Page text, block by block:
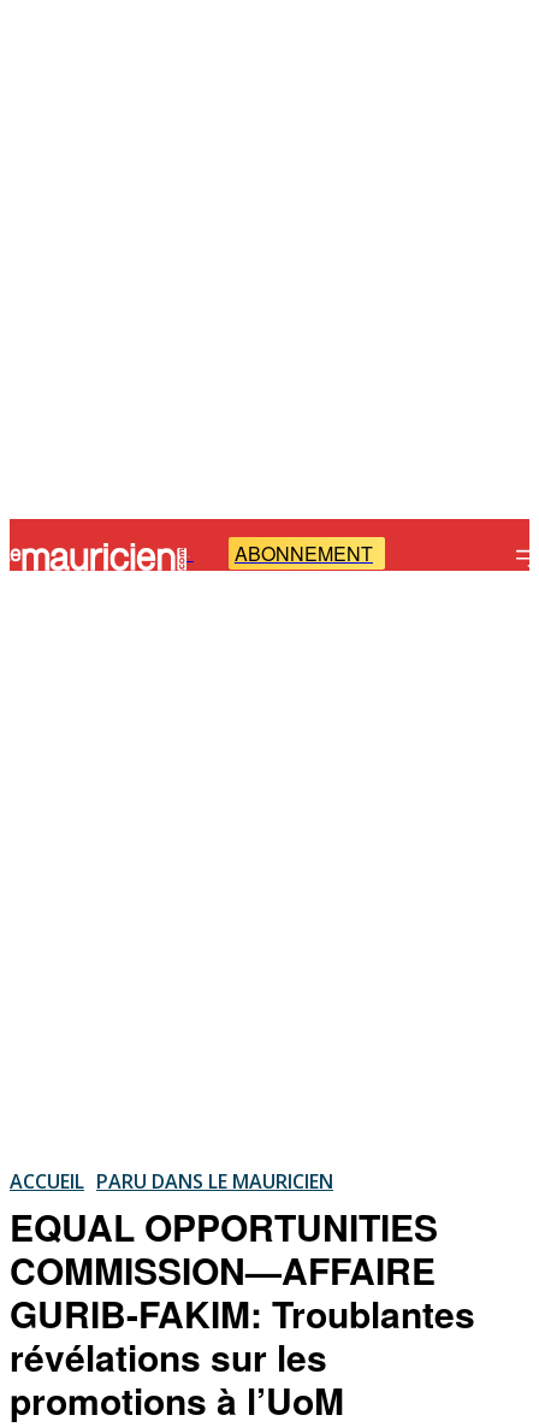
- ABONNEMENT
ACCUEIL PARU DANS LE MAURICIEN
EQUAL OPPORTUNITIES
COMMISSION—AFFAIRE
GURIB-FAKIM: Troublantes
révélations sur les
promotions à l’UoM